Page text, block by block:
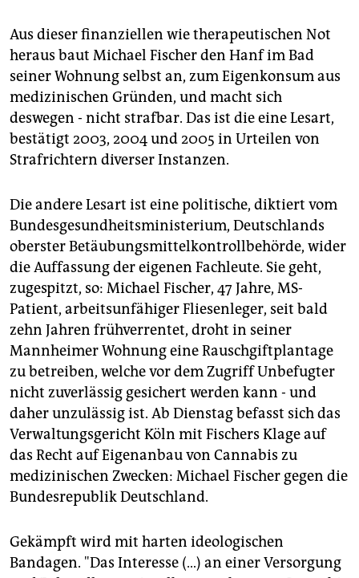
Aus dieser finanziellen wie therapeutischen Not
heraus baut Michael Fischer den Hanf im Bad
seiner Wohnung selbst an, zum Eigenkonsum aus
medizinischen Gründen, und macht sich
deswegen - nicht strafbar. Das ist die eine Lesart,
bestätigt 2003, 2004 und 2005 in Urteilen von
Strafrichtern diverser Instanzen.
Die andere Lesart ist eine politische, diktiert vom
Bundesgesundheitsministerium, Deutschlands
oberster Betäubungsmittelkontrollbehörde, wider
die Auffassung der eigenen Fachleute. Sie geht,
zugespitzt, so: Michael Fischer, 47 Jahre, MS-
Patient, arbeitsunfähiger Fliesenleger, seit bald
zehn Jahren frühverrentet, droht in seiner
Mannheimer Wohnung eine Rauschgiftplantage
zu betreiben, welche vor dem Zugriff Unbefugter
nicht zuverlässig gesichert werden kann - und
daher unzulässig ist. Ab Dienstag befasst sich das
Verwaltungsgericht Köln mit Fischers Klage auf
das Recht auf Eigenanbau von Cannabis zu
medizinischen Zwecken: Michael Fischer gegen die
Bundesrepublik Deutschland.
Gekämpft wird mit harten ideologischen
Bandagen. "Das Interesse (…) an einer Versorgung